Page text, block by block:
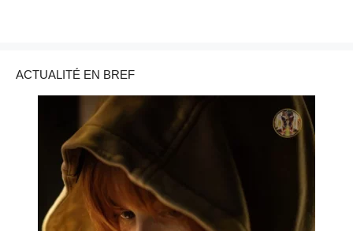
ACTUALITÉ EN BREF